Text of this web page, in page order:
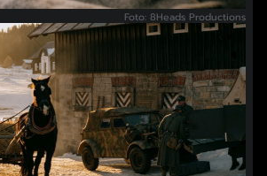
Foto: 8Heads Productions